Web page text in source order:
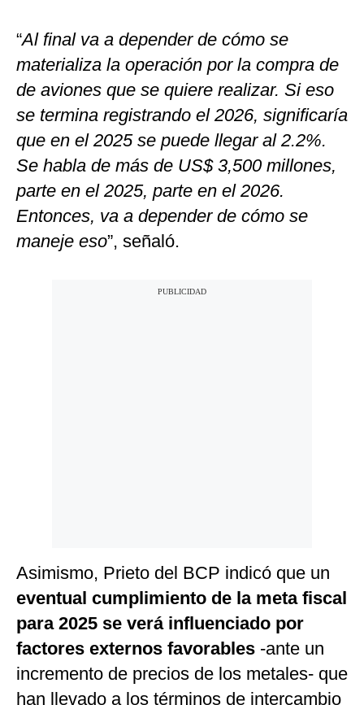
“Al final va a depender de cómo se
materializa la operación por la compra de
de aviones que se quiere realizar. Si eso
se termina registrando el 2026, significaría
que en el 2025 se puede llegar al 2.2%.
Se habla de más de US$ 3,500 millones,
parte en el 2025, parte en el 2026.
Entonces, va a depender de cómo se
maneje eso”, señaló.
Asimismo, Prieto del BCP indicó que un
eventual cumplimiento de la meta fiscal
para 2025 se verá influenciado por
factores externos favorables -ante un
incremento de precios de los metales- que
han llevado a los términos de intercambio